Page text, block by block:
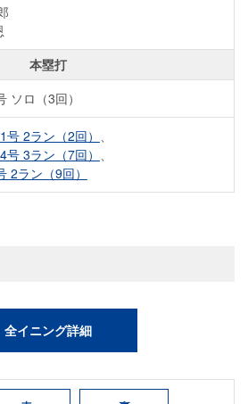
本塁打
ソロ（3回）
2ラン（2回）
3ラン（7回）
2ラン（9回）
全イニング詳細